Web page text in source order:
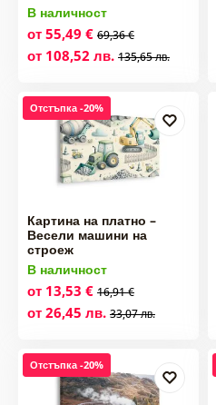
В наличност
от 55,49 € 69,36 €
от 108,52 лв. 135,65 лв.
Отстъпка -20%
Картина на платно –
Весели машини на
строеж
В наличност
от 13,53 € 16,91 €
от 26,45 лв. 33,07 лв.
Отстъпка -20%